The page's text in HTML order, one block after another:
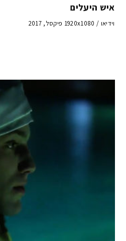
איש היעלים
וידיאו / 1920x1080 פיקסל, 2017